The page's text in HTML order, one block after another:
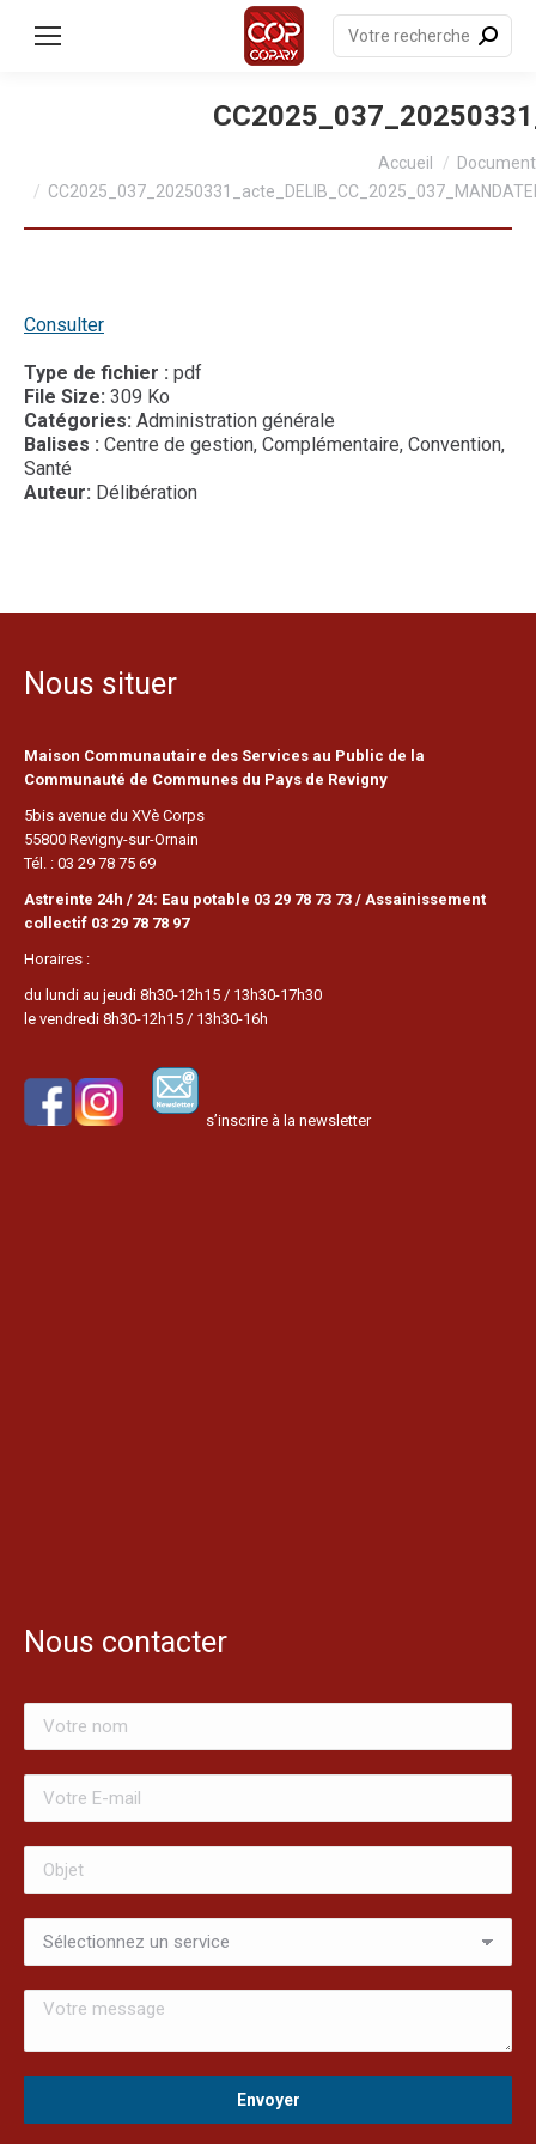
principal
Recherche
:
Accueil
Document
Consulter
Type de fichier : pdf
File Size: 309 Ko
Catégories: Administration générale
Balises : Centre de gestion, Complémentaire, Convention,
Santé
Auteur: Délibération
Nous situer
Maison Communautaire des Services au Public de la
Communauté de Communes du Pays de Revigny
5bis avenue du XVè Corps
55800 Revigny-sur-Ornain
Tél. : 03 29 78 75 69
Astreinte 24h / 24: Eau potable 03 29 78 73 73 / Assainissement
collectif 03 29 78 78 97
Horaires :
du lundi au jeudi 8h30-12h15 / 13h30-17h30
le vendredi 8h30-12h15 / 13h30-16h
s’inscrire à la newsletter
Nous contacter